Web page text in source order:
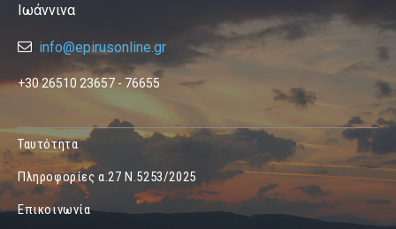
Ιωάννινα
info@epirusonline.gr
+30 26510 23657 - 76655
Ταυτότητα
Πληροφορίες α.27 Ν.5253/2025
Επικοινωνία